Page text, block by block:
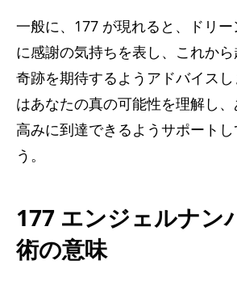
一般に、177 が現れると、ドリ
に感謝の気持ちを表し、これか
奇跡を期待するようアドバイス
はあなたの真の可能性を理解し
高みに到達できるようサポート
う。
177 エンジェルナン
術の意味